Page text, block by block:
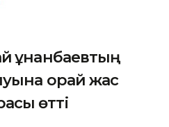
Құнанбаевтың
орай жас
өтті